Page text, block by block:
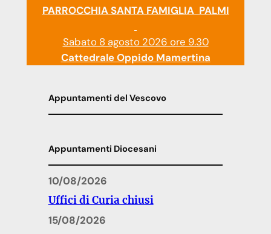
PARROCCHIA SANTA FAMIGLIA PALMI
Sabato 8 agosto 2026 ore 9.30
Cattedrale Oppido Mamertina
Appuntamenti del Vescovo
Appuntamenti Diocesani
10/08/2026
Uffici di Curia chiusi
15/08/2026